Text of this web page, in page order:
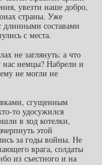
увезти наше добро,
страны. Уже
длинными составами
с места.
не заглянуть: а что
нас немцы? Набрели и
не могли не
сгущенным
то удосужился
в ход котелки,
этой
за годы войны. Не
врага, солдаты
из съестного и на